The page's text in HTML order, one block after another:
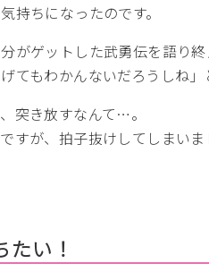
持ちになったのです。
がゲットした武勇伝を語り
てもわかんないだろうしね
突き放すなんて…。
すが、拍子抜けしてしまいま
い！